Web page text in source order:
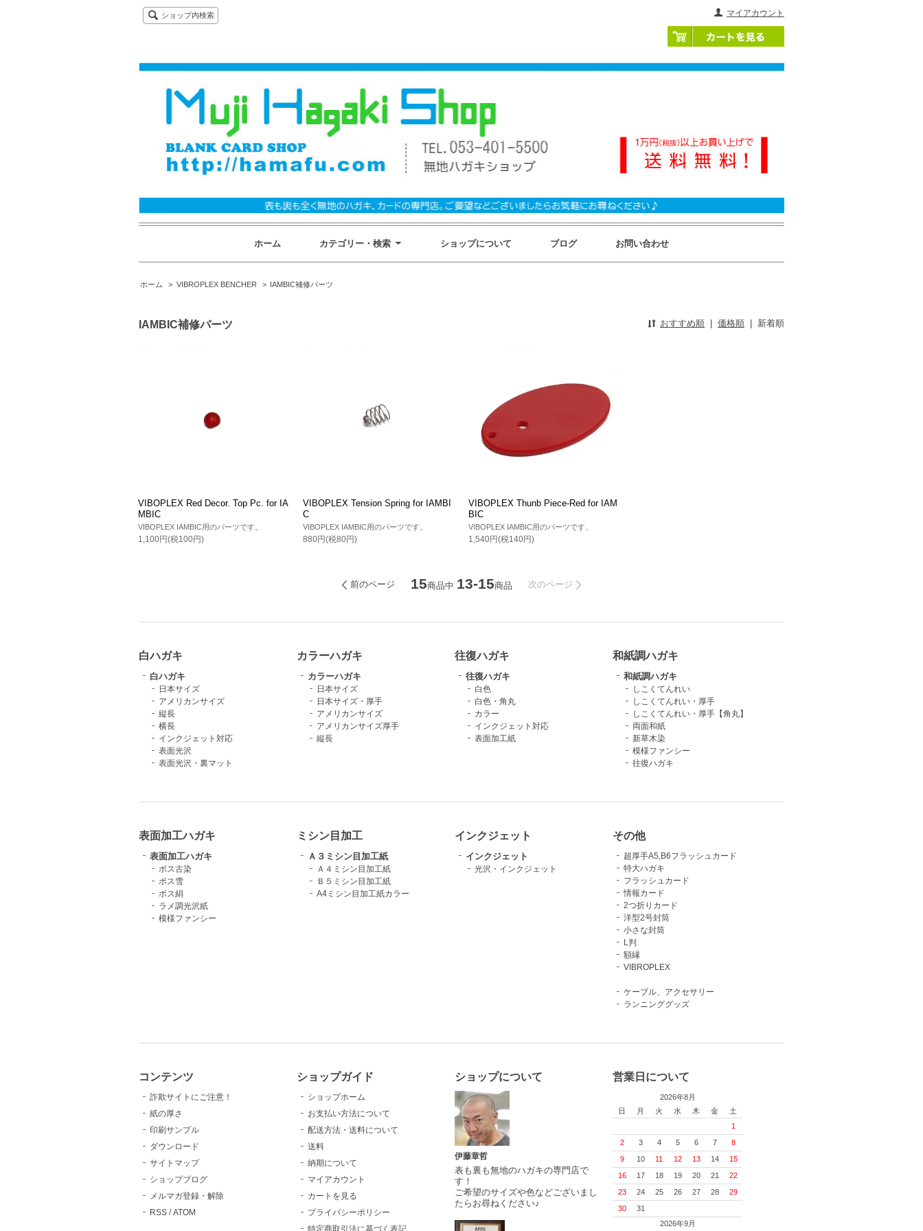
マイアカウント
ショップ内検索
ホーム カテゴリー・検索 ショップについて ブログ お問い合わせ
ホーム > VIBROPLEX BENCHER > IAMBIC補修パーツ
IAMBIC補修パーツ おすすめ順 価格順 新着順
VIBOPLEX Red Decor. Top Pc. for IA
MBIC
VIBOPLEX IAMBIC用のパーツです。
1,100円(税100円)
VIBOPLEX Tension Spring for IAMBI
C
VIBOPLEX IAMBIC用のパーツです。
880円(税80円)
VIBOPLEX Thunb Piece-Red for IAM
BIC
VIBOPLEX IAMBIC用のパーツです。
1,540円(税140円)
前のページ 15商品中 13-15商品 次のページ
白ハガキ
白ハガキ
日本サイズ
アメリカンサイズ
縦長
横長
インクジェット対応
表面光沢
表面光沢・裏マット
カラーハガキ
カラーハガキ
日本サイズ
日本サイズ・厚手
アメリカンサイズ
アメリカンサイズ厚手
縦長
往復ハガキ
往復ハガキ
白色
白色・角丸
カラー
インクジェット対応
表面加工紙
和紙調ハガキ
和紙調ハガキ
しこくてんれい
しこくてんれい・厚手
しこくてんれい・厚手【角丸】
両面和紙
新草木染
模様ファンシー
往復ハガキ
表面加工ハガキ
表面加工ハガキ
ボス古染
ボス雪
ボス絹
ラメ調光沢紙
模様ファンシー
ミシン目加工
Ａ３ミシン目加工紙
Ａ４ミシン目加工紙
Ｂ５ミシン目加工紙
A4ミシン目加工紙カラー
インクジェット
インクジェット
光沢・インクジェット
その他
超厚手A5,B6フラッシュカード
特大ハガキ
フラッシュカード
情報カード
2つ折りカード
洋型2号封筒
小さな封筒
L判
額縁
VIBROPLEX
ケーブル、アクセサリー
ランニンググッズ
コンテンツ
詐欺サイトにご注意！
紙の厚さ
印刷サンプル
ダウンロード
サイトマップ
ショップブログ
メルマガ登録・解除
RSS /ATOM
ショップガイド
ショップホーム
お支払い方法について
配送方法・送料について
送料
納期について
マイアカウント
カートを見る
プライバシーポリシー
特定商取引法に基づく表記
ショップについて
伊藤章哲
表も裏も無地のハガキの専門店で
す！
ご希望のサイズや色などございまし
たらお尋ねください♪
営業日について
2026年8月
日
月 火 水 木 金
土
1
2
3 4 5 6 7
8
9
10 11 12 13 14
15
16
17 18 19 20 21
22
23
24 25 26 27 28
29
30
31
2026年9月